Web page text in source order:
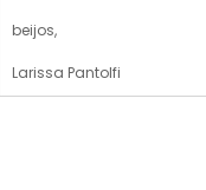
beijos,
Larissa Pantolfi